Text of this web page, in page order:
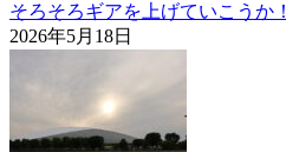
そろそろギアを上げていこうか！
2026年5月18日